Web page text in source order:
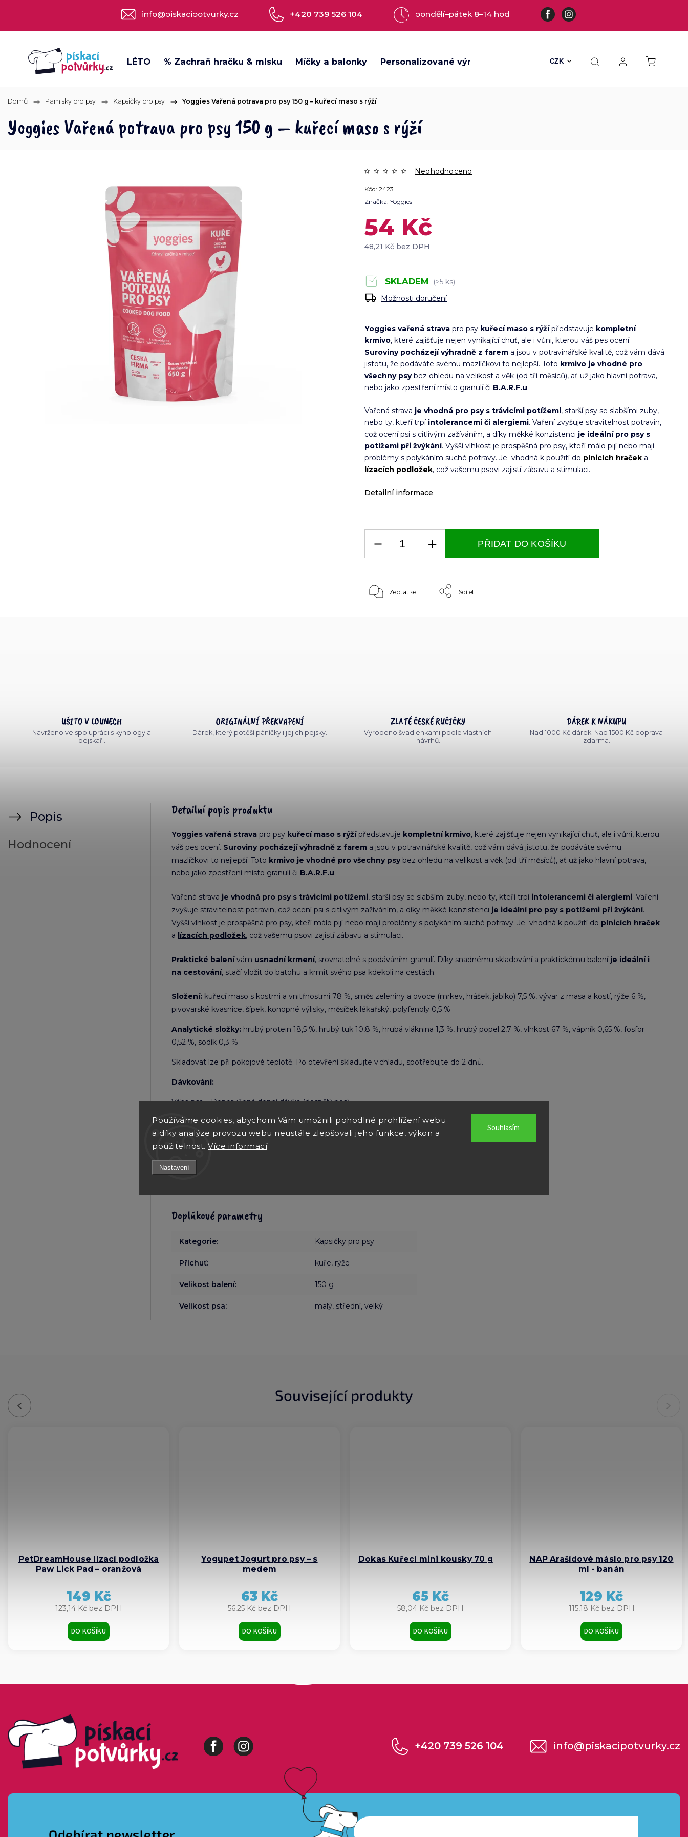
Používáme cookies, abychom Vám umožnili pohodlné prohlížení webu
a díky analýze provozu webu neustále zlepšovali jeho funkce, výkon a
použitelnost. Více informací
Nastavení
Souhlasím
+420 739 526 104
info@piskacipotvurky.cz pondělí–pátek 8–14 hod
CZK
LÉTO % Zachraň hračku & mlsku Míčky a balonky Personalizované výrobky Všechny hračky Hračky s kožešinou
Domů / Pamlsky pro psy / Kapsičky pro psy / Yoggies Vařená potrava pro psy 150 g – kuřecí maso s rýží
Yoggies Vařená potrava pro psy 150 g – kuřecí maso s rýží
Značka:Yoggies
Neohodnoceno
54 Kč
48,21 Kč bez DPH
Kód: 2423
Yoggies vařená strava pro psy kuřecí maso s rýžípředstavuje kompletní
krmivo, které zajišťuje nejen vynikající chuť, ale i vůni, kterou váš pes ocení.
Suroviny pocházejí výhradně z farem a jsou v potravinářské kvalitě, což vám dává
jistotu, že podáváte svému mazlíčkovi to nejlepší. Toto krmivo je vhodné pro
všechny psybez ohledu na velikost a věk (od tří měsíců), ať už jako hlavní potrava,
nebo jako zpestření místo granulí či B.A.R.F.u.
Vařená strava je vhodná pro psy s trávicími potížemi, starší psy se slabšími zuby,
nebo ty, kteří trpí intolerancemi či alergiemi. Vaření zvyšuje stravitelnost potravin,
což ocení psi s citlivým zažíváním, a díky měkké konzistenci je ideální pro psy s
potížemi při žvýkání. Vyšší vlhkost je prospěšná pro psy, kteří málo pijí nebo mají
problémy s polykáním suché potravy. Je vhodná k použití do plnicích hraček a
lízacích podložek, což vašemu psovi zajistí zábavu a stimulaci.
Detailní informace
SKLADEM
(>5 ks)
Možnosti doručení
PŘIDAT DO KOŠÍKU
Zeptat se Sdílet
UŠITO V LOUNECH
Navrženo ve spolupráci s kynology a
pejskaři.
ORIGINÁLNÍ PŘEKVAPENÍ
Dárek, který potěší páníčky i jejich pejsky.
ZLATÉ ČESKÉ RUČIČKY
Vyrobeno švadlenkami podle vlastních
návrhů.
DÁREK K NÁKUPU
Nad 1000 Kč dárek. Nad 1500 Kč doprava
zdarma.
Popis
Hodnocení
Detailní popis produktu
Yoggies vařená strava pro psy kuřecí maso s rýží představuje kompletní krmivo, které zajišťuje nejen vynikající chuť, ale i vůni, kterou
váš pes ocení. Suroviny pocházejí výhradně z farem a jsou v potravinářské kvalitě, což vám dává jistotu, že podáváte svému
mazlíčkovi to nejlepší. Toto krmivo je vhodné pro všechny psybez ohledu na velikost a věk (od tří měsíců), ať už jako hlavní potrava,
nebo jako zpestření místo granulí či B.A.R.F.u.
Vařená strava je vhodná pro psy s trávicími potížemi, starší psy se slabšími zuby, nebo ty, kteří trpí intolerancemi či alergiemi. Vaření
zvyšuje stravitelnost potravin, což ocení psi s citlivým zažíváním, a díky měkké konzistenci je ideální pro psy s potížemi při žvýkání.
Vyšší vlhkost je prospěšná pro psy, kteří málo pijí nebo mají problémy s polykáním suché potravy. Je vhodná k použití do plnicích hraček
a lízacích podložek, což vašemu psovi zajistí zábavu a stimulaci.
Praktické balenívám usnadní krmení, srovnatelné s podáváním granulí. Díky snadnému skladování a praktickému balení je ideální i
na cestování, stačí vložit do batohu a krmit svého psa kdekoli na cestách.
Složení: kuřecí maso s kostmi a vnitřnostmi 78 %, směs zeleniny a ovoce (mrkev, hrášek, jablko) 7,5 %, vývar z masa a kostí, rýže 6 %,
pivovarské kvasnice, šípek, konopné výlisky, měsíček lékařský, polyfenoly 0,5 %
Analytické složky: hrubý protein 18,5 %, hrubý tuk 10,8 %, hrubá vláknina 1,3 %, hrubý popel 2,7 %, vlhkost 67 %, vápník 0,65 %, fosfor
0,52 %, sodík 0,3 %
Skladovat lze při pokojové teplotě. Po otevření skladujte v chladu, spotřebujte do 2 dnů.
Dávkování:
Váha psa – Doporučená denní dávka (dospělý pes)
2,5 kg - 120 g
5 kg - 200 g
15 kg - 440 g
Doplňkové parametry
Kategorie: Kapsičky pro psy
Příchuť: kuře, rýže
Velikost balení: 150 g
Velikost psa: malý, střední, velký
Související produkty
Previous
PetDreamHouse lízací podložka
Paw Lick Pad – oranžová
123,14 Kč bez DPH
149 Kč
DO KOŠÍKU
Yogupet Jogurt pro psy – s
medem
56,25 Kč bez DPH
63 Kč
DO KOŠÍKU
Dokas Kuřecí mini kousky 70 g
58,04 Kč bez DPH
65 Kč
DO KOŠÍKU
NAP Arašídové máslo pro psy 120
ml - banán
115,18 Kč bez DPH
129 Kč
DO KOŠÍKU
Next
FacebookInstagram info@piskacipotvurky.cz
+420 739 526 104